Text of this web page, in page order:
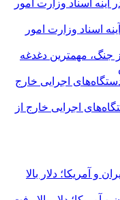
اسناد وزارت امور
جنگ، مهمترین دغدغه
دستگاه‌های اجرایی خارج از